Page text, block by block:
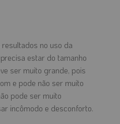
no uso da
estar do tamanho
ser muito grande, pois
e pode não ser muito
pode ser muito
incômodo e desconforto.